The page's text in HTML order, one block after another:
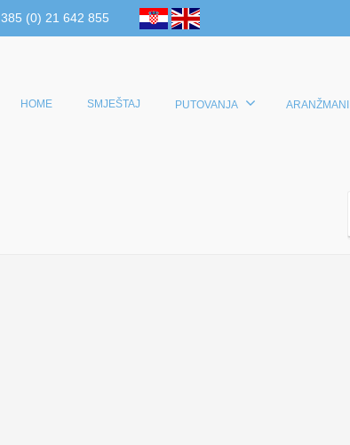
385 (0) 21 642 855
HOME SMJEŠTAJ PUTOVANJA ARANŽMANI